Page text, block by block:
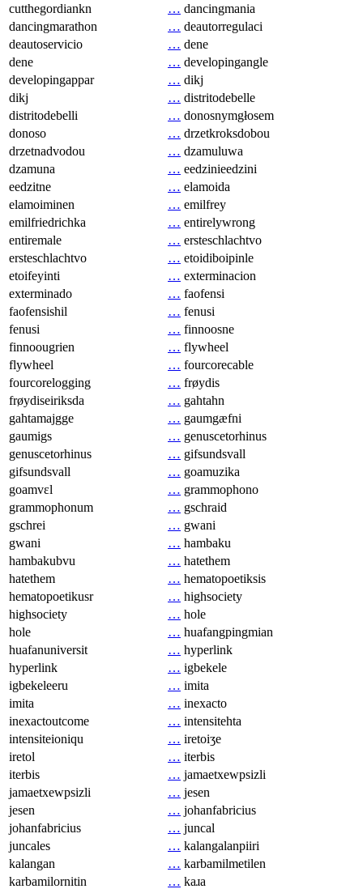
cutthegordiankn
… dancingmania
dancingmarathon
… deautorregulaci
deautoservicio
… dene
dene
… developingangle
developingappar
… dikj
dikj
… distritodebelle
distritodebelli
… donosnymgłosem
donoso
… drzetkroksdobou
drzetnadvodou
… dzamuluwa
dzamuna
… eedzinieedzini
eedzitne
… elamoida
elamoiminen
… emilfrey
emilfriedrichka
… entirelywrong
entiremale
… ersteschlachtvo
ersteschlachtvo
… etoidiboipinle
etoifeyinti
… exterminacion
exterminado
… faofensi
faofensishil
… fenusi
fenusi
… finnoosne
finnoougrien
… flywheel
flywheel
… fourcorecable
fourcorelogging
… frøydis
frøydiseiriksda
… gahtahn
gahtamajgge
… gaumgæfni
gaumigs
… genuscetorhinus
genuscetorhinus
… gifsundsvall
gifsundsvall
… goamuzika
goamvɛl
… grammophono
grammophonum
… gschraid
gschrei
… gwani
gwani
… hambaku
hambakubvu
… hatethem
hatethem
… hematopoetiksis
hematopoetikusr
… highsociety
highsociety
… hole
hole
… huafangpingmian
huafanuniversit
… hyperlink
hyperlink
… igbekele
igbekeleeru
… imita
imita
… inexacto
inexactoutcome
… intensitehta
intensiteioniqu
… iretoiʒe
iretol
… iterbis
iterbis
… jamaetxewpsizli
jamaetxewpsizli
… jesen
jesen
… johanfabricius
johanfabricius
… juncal
juncales
… kalangalanpiiri
kalangan
… karbamilmetilen
karbamilornitin
… kaɹa